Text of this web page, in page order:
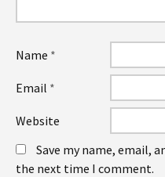
Name *
Email *
Website
Save my name, email,
the next time I comment.